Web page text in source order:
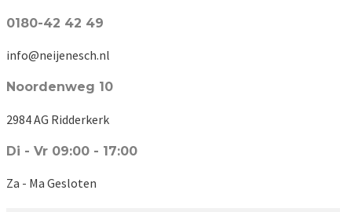
0180-42 42 49
info@neijenesch.nl
Noordenweg 10
2984 AG Ridderkerk
Di - Vr 09:00 - 17:00
Za - Ma Gesloten